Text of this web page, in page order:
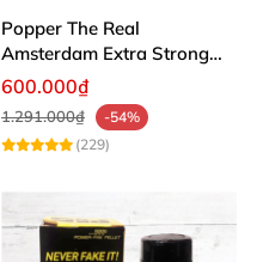
Popper The Real
Amsterdam Extra Strong
30ml Kích Thích Mạnh Mẽ
Mua Ngay
600.000₫
1.291.000₫
-54%
(229)